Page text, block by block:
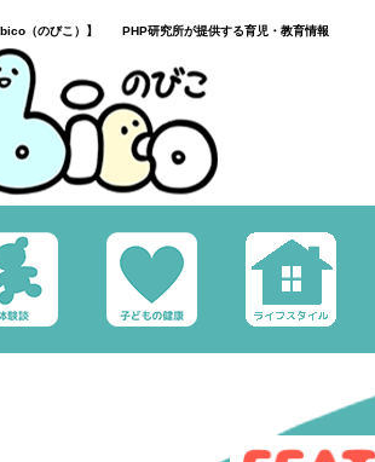
（のびこ）】 PHP研究所が提供する育児・教育情報